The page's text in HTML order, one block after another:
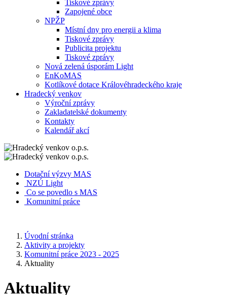
Tiskové zprávy
Zapojené obce
NPŽP
Místní dny pro energii a klima
Tiskové zprávy
Publicita projektu
Tiskové zprávy
Nová zelená úsporám Light
EnKoMAS
Kotlíkové dotace Královéhradeckého kraje
Hradecký venkov
Výroční zprávy
Zakladatelské dokumenty
Kontakty
Kalendář akcí
Dotační výzvy MAS
NZÚ Light
Co se povedlo s MAS
Komunitní práce
Úvodní stránka
Aktivity a projekty
Komunitní práce 2023 - 2025
Aktuality
Aktuality